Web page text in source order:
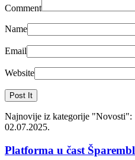
Comment
Name
Email
Website
Najnovije iz kategorije "Novosti":
02.07.2025.
Platforma u čast